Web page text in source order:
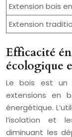
Extension bois
Extension
Efficacité
écologique
Le bois est un
extensions en
énergétique.
l’isolation et
diminuant les